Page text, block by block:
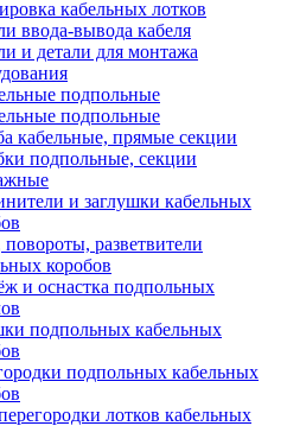
кабельных лотков
ввода-вывода кабеля
и детали для монтажа
подпольные
подпольные
кабельные, прямые секции
подпольные, секции
и заглушки кабельных
разветвители
коробов
и оснастка подпольных
подпольных кабельных
подпольных кабельных
лотков кабельных